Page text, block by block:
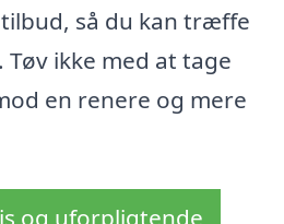
så du kan træffe
ikke med at tage
en renere og mere
og uforpligtende